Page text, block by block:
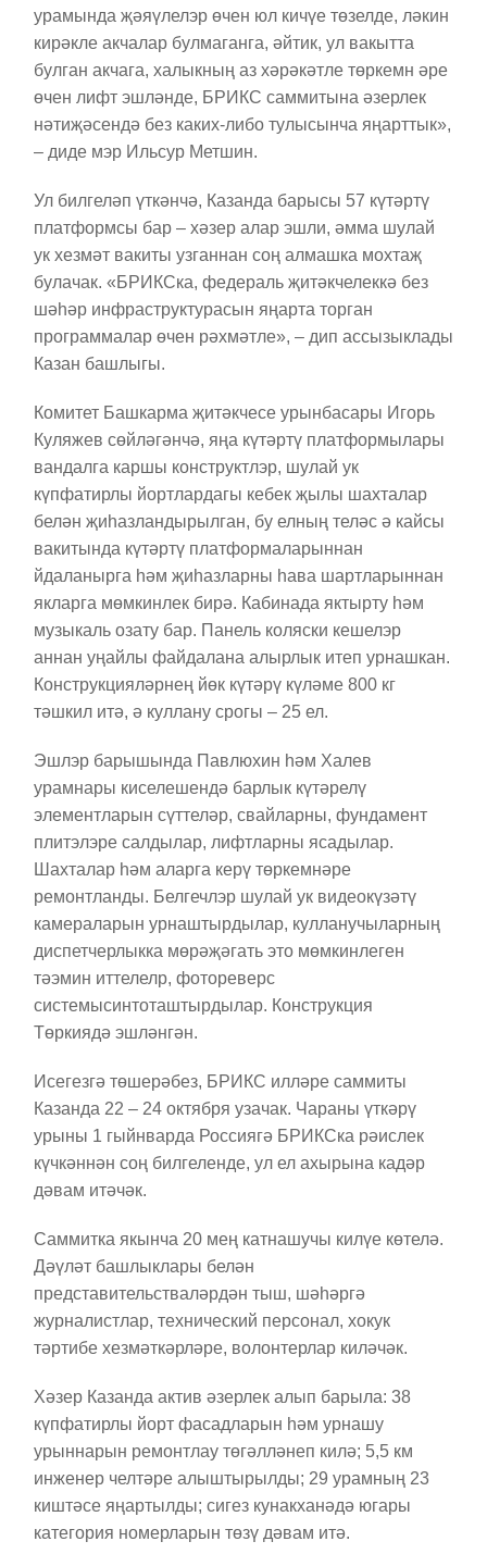
урамында җәяүлелэр өчен юл кичүе төзелде, ләкин
кирәкле акчалар булмаганга, әйтик, ул вакытта
булган акчага, халыкның аз хәрәкәтле төркемн әре
өчен лифт эшләнде, БРИКС саммитына әзерлек
нәтиҗәсендә без каких-либо тулысынча яңарттык»,
– диде мэр Ильсур Метшин.
Ул билгеләп үткәнчә, Казанда барысы 57 күтәртү
платформсы бар – хәзер алар эшли, әмма шулай
ук ​​хезмәт вакиты узганнан соң алмашка мохтаҗ
булачак. «БРИКСка, федераль җитәкчелеккә без
шәһәр инфраструктурасын яңарта торган
программалар өчен рәхмәтле», – дип ассызыклады
Казан башлыгы.
Комитет Башкарма җитәкчесе урынбасары Игорь
Куляжев сөйләгәнчә, яңа күтәртү платформылары
вандалга каршы конструктлэр, шулай ук ​​
күпфатирлы йортлардагы кебек җылы шахталар
белән җиһазландырылган, бу елның теләс ә кайсы
вакитында күтәртү платформаларыннан
йдаланырга һәм җиһазларны һава шартларыннан
якларга мөмкинлек бирә. Кабинада яктырту һәм
музыкаль озату бар. Панель коляски кешелэр
аннан уңайлы файдалана алырлык итеп урнашкан.
Конструкцияләрнең йөк күтәрү күләме 800 кг
тәшкил итә, ә куллану срогы – 25 ел.
Эшлэр барышында Павлюхин һәм Халев
урамнары киселешендә барлык күтәрелү
элементларын сүттеләр, свайларны, фундамент
плитэлэре салдылар, лифтларны ясадылар.
Шахталар һәм аларга керү төркемнәре
ремонтланды. Белгечлэр шулай ук ​​видеокүзәтү
камераларын урнаштырдылар, кулланучыларның
диспетчерлыкка мөрәҗәгать это мөмкинлеген
тәэмин иттелелр, фотореверс
системысинтоташтырдылар. Конструкция
Төркиядә эшләнгән.
Исегезгә төшерәбез, БРИКС илләре саммиты
Казанда 22 – 24 октября узачак. Чараны үткәрү
урыны 1 гыйнварда Россиягә БРИКСка рәислек
күчкәннән соң билгеленде, ул ел ахырына кадәр
дәвам итәчәк.
Саммитка якынча 20 мең катнашучы килүе көтелә.
Дәүләт башлыклары белән
представительстваләрдән тыш, шәһәргә
журналистлар, технический персонал, хокук
тәртибе хезмәткәрләре, волонтерлар киләчәк.
Хәзер Казанда актив әзерлек алып барыла: 38
күпфатирлы йорт фасадларын һәм урнашу
урыннарын ремонтлау төгәлләнеп килә; 5,5 км
инженер челтәре алыштырылды; 29 урамның 23
киштәсе яңартылды; сигез кунакханәдә югары
категория номерларын төзү дәвам итә.